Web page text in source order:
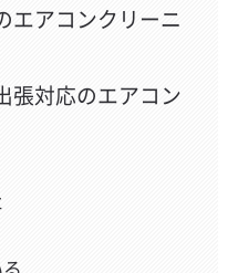
エアコンクリーニ
張対応のエアコン